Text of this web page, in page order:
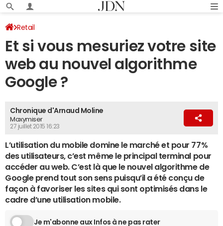
Retail
Et si vous mesuriez votre site
web au nouvel algorithme
Google ?
Chronique d'Arnaud Moline
Maxymiser
27 juillet 2015 16:23
L’utilisation du mobile domine le marché et pour 77%
des utilisateurs, c’est même le principal terminal pour
accéder au web. C’est là que le nouvel algorithme de
Google prend tout son sens puisqu’il a été conçu de
façon à favoriser les sites qui sont optimisés dans le
cadre d’une utilisation mobile.
Je m'abonne aux Infos à ne pas rater